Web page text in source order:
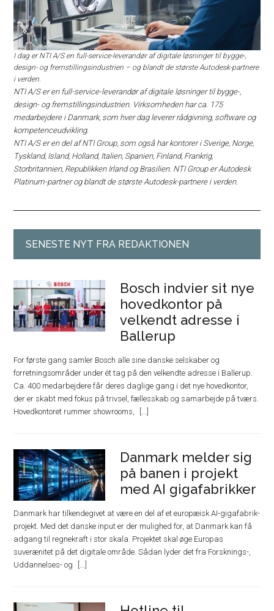
I dag er NTI A/S en full-service-leverandør af digitale løsninger til bygge-,
design- og fremstillingsindustrien – og blandt de største Autodesk-partnere
i verden.
NTI A/S er en full-service-leverandør af digitale løsninger til bygge-,
design- og fremstillingsindustrien. Virksomheden har ca. 175
medarbejdere i Danmark, som hver dag leverer rådgivning, software og
kompetenceudvikling.
NTI A/S er en del af NTI Group, som også har kontorer i Sverige, Norge,
Tyskland, Island, Holland, Italien, Spanien, Finland, Frankrig,
Storbritannien, Republikken Irland og Brasilien. NTI Group er Autodesk
Platinum-partner og blandt de største Autodesk-partnere i verden.
SENESTE NYT FRA REDAKTIONEN
Bosch indvier sit nye
hovedkontor på
velkendt adresse i
Ballerup
For første gang samler Bosch alle sine danske selskaber og
forretningsområder under ét tag på den velkendte adresse i Ballerup.
Ca. 400 medarbejdere får deres daglige gang i det nye hovedkontor,
der er skabt med fokus på trivsel, fællesskab og samarbejde på tværs.
Hovedkontoret rummer showrooms,
Danmark melder sig
på banen i projekt
med AI gigafabrikker
Danmark har tilkendegivet at være en del af et europæisk AI-gigafabrik-
projekt. Med det danske input er der mulighed for, at Danmark kan få
adgang til regnekraft i stor skala. Projektet skal øge Europas
suverænitet på det digitale område. Sådan lyder det fra Forsknings-,
Uddannelses- og